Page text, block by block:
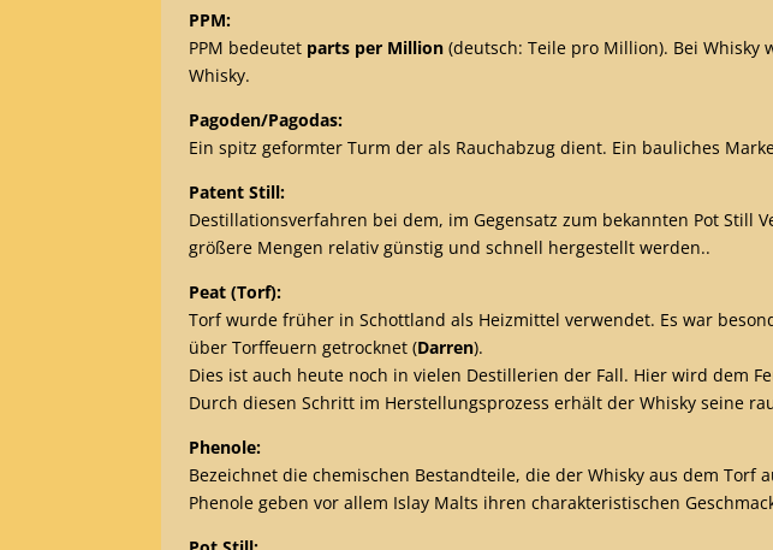
PPM:
PPM bedeutet parts per Million (deutsch: Teile pro Million). Bei Whisky
Whisky.
Pagoden/Pagodas:
Ein spitz geformter Turm der als Rauchabzug dient. Ein bauliches
Patent Still:
Destillationsverfahren bei dem, im Gegensatz zum bekannten Pot
größere Mengen relativ günstig und schnell hergestellt werden..
Peat (Torf):
Torf wurde früher in Schottland als Heizmittel verwendet. Es war
über Torffeuern getrocknet (Darren).
Dies ist auch heute noch in vielen Destillerien der Fall. Hier wird dem
Durch diesen Schritt im Herstellungsprozess erhält der Whisky seine
Phenole:
Bezeichnet die chemischen Bestandteile, die der Whisky aus dem
Phenole geben vor allem Islay Malts ihren charakteristischen